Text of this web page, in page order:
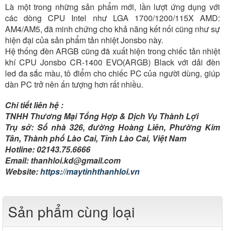
Là một trong những sản phẩm mới, lần lượt ứng dụng với
các dòng CPU Intel như LGA 1700/1200/115X AMD:
AM4/AM5, đã minh chứng cho khả năng kết nối cũng như sự
hiện đại của sản phẩm tản nhiệt Jonsbo này.
Hệ thống đèn ARGB cũng đã xuất hiện trong chiếc tản nhiệt
khí CPU Jonsbo CR-1400 EVO(ARGB) Black với dải đèn
led đa sắc màu, tô điểm cho chiếc PC của người dùng, giúp
dàn PC trở nên ấn tượng hơn rất nhiều.
Chi tiết liên hệ :
TNHH Thương Mại Tổng Hợp & Dịch Vụ Thành Lợi
Trụ sở: Số nhà 326, đường Hoàng Liên, Phường Kim
Tân, Thành phố Lào Cai, Tỉnh Lào Cai, Việt Nam
Hotline: 02143.75.6666
Email: thanhloi.kd@gmail.com
Website:https://maytinhthanhloi.vn
Sản phẩm cùng loại